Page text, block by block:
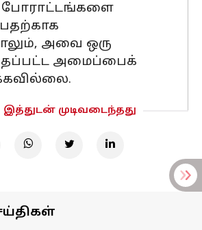
அவை ஒரு
அமைப்பைக்
இத்துடன் முடிவடைந்தது